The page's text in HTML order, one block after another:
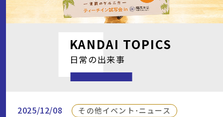
KANDAI TOPICS
日常の出来事
2025/12/08 その他イベント・ニュース